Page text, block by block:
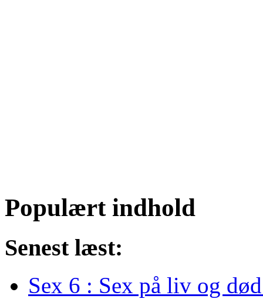
Populært indhold
Senest læst:
Sex 6 : Sex på liv og